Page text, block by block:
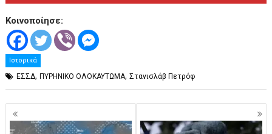
Κοινοποίησε:
Ιστορικά
ΕΣΣΔ,ΠΥΡΗΝΙΚΟ ΟΛΟΚΑΥΤΩΜΑ,Στανισλάβ Πετρόφ
Πλοήγηση
άρθρων